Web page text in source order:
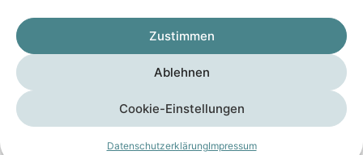
Zustimmen
Ablehnen
Cookie-Einstellungen
DatenschutzerklärungImpressum
am Traunsee, Österreich